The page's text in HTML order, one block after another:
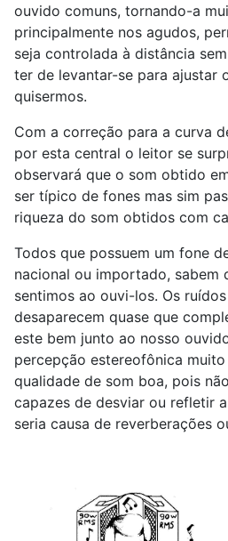
ouvido comuns, tornando-a
principalmente nos agudos,
seja controlada à distância
ter de levantar-se para ajustar
quisermos.
Com a correção para a curva
por esta central o leitor se
observará que o som obtido
ser típico de fones mas sim
riqueza do som obtidos com
Todos que possuem um fone
nacional ou importado, sabem
sentimos ao ouvi-los. Os
desaparecem quase que
este bem junto ao nosso
percepção estereofônica
qualidade de som boa, pois
capazes de desviar ou refletir
seria causa de reverberações